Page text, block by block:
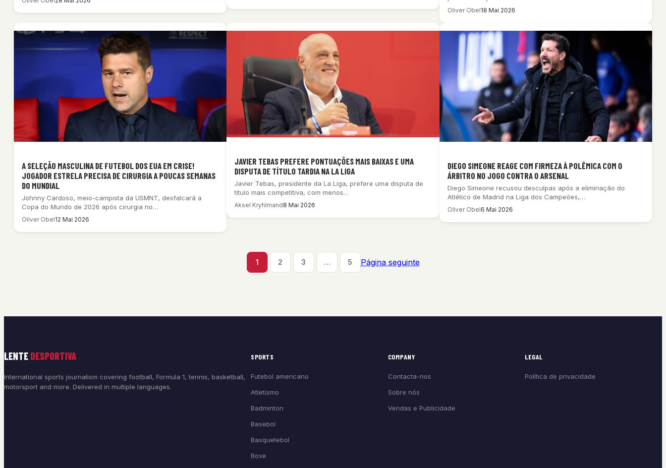
Oliver Obel18 Mai 2026
A SELEÇÃO MASCULINA DE FUTEBOL DOS EUA EM CRISE!
JOGADOR ESTRELA PRECISA DE CIRURGIA A POUCAS SEMANAS
DO MUNDIAL
Johnny Cardoso, meio-campista da USMNT, desfalcará a
Copa do Mundo de 2026 após cirurgia no…
Oliver Obel12 Mai 2026
JAVIER TEBAS PREFERE PONTUAÇÕES MAIS BAIXAS E UMA
DISPUTA DE TÍTULO TARDIA NA LA LIGA
Javier Tebas, presidente da La Liga, prefere uma disputa de
título mais competitiva, com menos…
Aksel Kryhlmand8 Mai 2026
DIEGO SIMEONE REAGE COM FIRMEZA À POLÊMICA COM O
ÁRBITRO NO JOGO CONTRA O ARSENAL
Diego Simeone recusou desculpas após a eliminação do
Atlético de Madrid na Liga dos Campeões,…
Oliver Obel6 Mai 2026
1 2 3 … 5 Página seguinte
LENTE DESPORTIVA
International sports journalism covering football, Formula 1, tennis, basketball,
motorsport and more. Delivered in multiple languages.
SPORTS
Futebol americano
Atletismo
Badminton
Basebol
Basquetebol
Boxe
COMPANY
Contacta-nos
Sobre nós
Vendas e Publicidade
LEGAL
Política de privacidade